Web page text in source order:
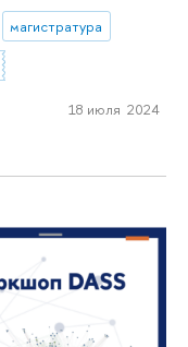
магистратура
18 июля 2024